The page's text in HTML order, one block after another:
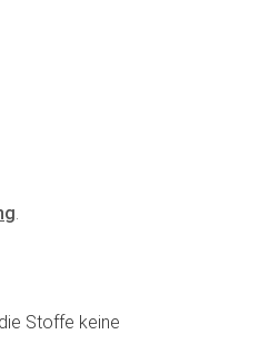
Stoffe keine